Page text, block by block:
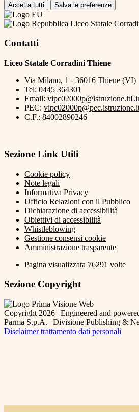
Accetta tutti Salva le preferenze
Liceo Statale
Contatti
Liceo Statale Corradini Thiene
Via Milano, 1 - 36016 Thiene (VI)
Tel: 0445 364301
Email: vipc02000p@istruzione.it
PEC:
C.F.: 84002890246
Sezione Link Utili
Cookie policy
Note legali
Informativa Privacy
Ufficio Relazioni con il Pubblico
Dichiarazione di accessibilità
Obiettivi di accessibilità
Whistleblowing
Gestione consensi cookie
Amministrazione trasparente
Pagina visualizzata 76291 volte
Sezione Copyright
Copyright 2026 | Engineered and
Parma S.p.A. | Divisione Publishing &
Disclaimer trattamento dati personali